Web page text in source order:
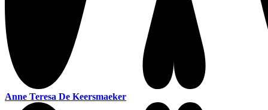
Anne Teresa De Keersmaeker